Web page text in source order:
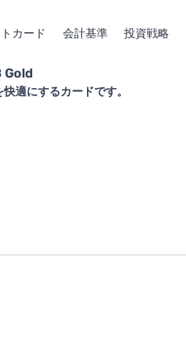
カード 会計基準 投資戦略
Gold
適にするカードです。